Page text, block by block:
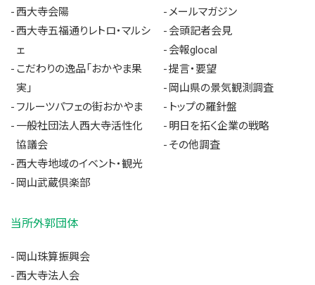
西大寺会陽
西大寺五福通りレトロ・マルシ
ェ
こだわりの逸品「おかやま果
実」
フルーツパフェの街おかやま
一般社団法人西大寺活性化
協議会
西大寺地域のイベント・観光
岡山武蔵倶楽部
メールマガジン
会頭記者会見
会報glocal
提言・要望
岡山県の景気観測調査
トップの羅針盤
明日を拓く企業の戦略
その他調査
当所外郭団体
岡山珠算振興会
西大寺法人会